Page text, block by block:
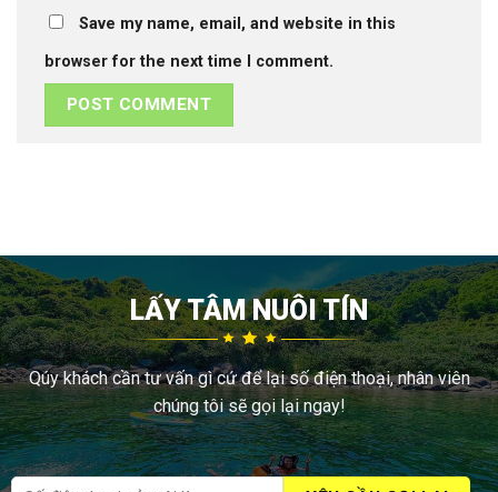
Save my name, email, and website in this
browser for the next time I comment.
LẤY TÂM NUÔI TÍN
Qúy khách cần tư vấn gì cứ để lại số điện thoại, nhân viên
chúng tôi sẽ gọi lại ngay!